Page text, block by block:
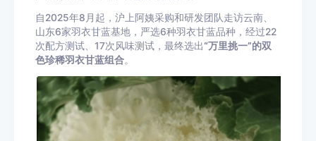
自2025年8月起，沪上阿姨采购和研发团队走访云南、
山东6家羽衣甘蓝基地，严选6种羽衣甘蓝品种，经过22
次配方测试、17次风味测试，最终选出“万里挑一”的双
色珍稀羽衣甘蓝组合。